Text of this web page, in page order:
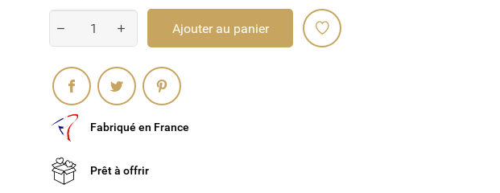
Ajouter au panier
Partager
Fabriqué en France
Prêt à offrir